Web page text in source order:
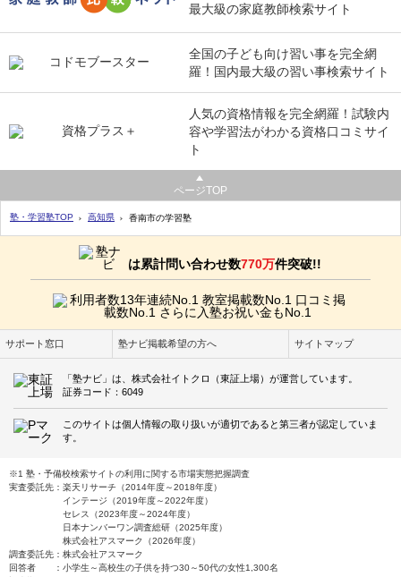
最大級の家庭教師検索サイト
全国の子ども向け習い事を完全網
羅！国内最大級の習い事検索サイト
人気の資格情報を完全網羅！試験内
容や学習法がわかる資格口コミサイ
ト
ページTOP
塾・学習塾TOP 高知県 香南市の学習塾
は累計問い合わせ数770万件突破!!
サポート窓口 塾ナビ掲載希望の方へ サイトマップ
「塾ナビ」は、株式会社イトクロ（東証上場）が運営しています。
証券コード：6049
このサイトは個人情報の取り扱いが適切であると第三者が認定していま
す。
※1 塾・予備校検索サイトの利用に関する市場実態把握調査
実査委託先：楽天リサーチ（2014年度～2018年度）
インテージ（2019年度～2022年度）
セレス（2023年度～2024年度）
日本ナンバーワン調査総研（2025年度）
株式会社アスマーク（2026年度）
調査委託先：株式会社アスマーク
回答者 ：小学生～高校生の子供を持つ30～50代の女性1,300名